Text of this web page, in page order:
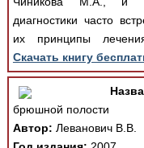
диагностики часто
их принципы
Скачать книгу
брюшной полости
Автор: Леванович В.В.